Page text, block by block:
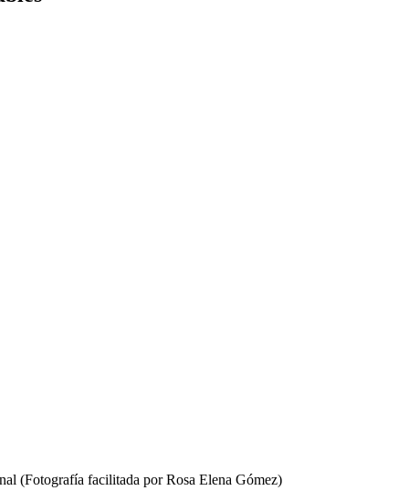
(Fotografía facilitada por Rosa Elena Gómez)